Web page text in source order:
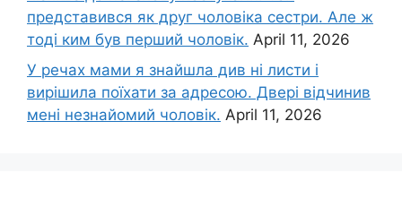
представився як друг чоловіка сестри. Але ж
тоді ким був перший чоловік. April 11, 2026
У речах мами я знайшла див ні листи і
вирішила поїхати за адресою. Двері відчинив
мені незнайомий чоловік. April 11, 2026